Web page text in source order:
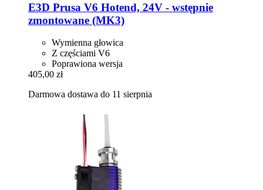
E3D Prusa V6 Hotend, 24V -​ wstępnie
zmontowane (MK3)
Wymienna głowica
Z częściami V6
Poprawiona wersja
405,00 zł
Darmowa dostawa do 11 sierpnia